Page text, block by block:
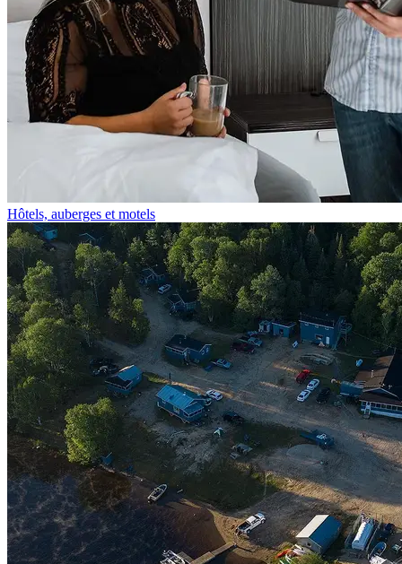
Hôtels, auberges et motels